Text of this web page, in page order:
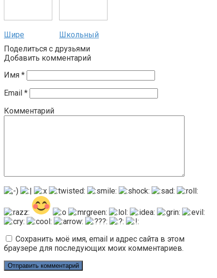
Шире
Школьный
Поделиться с друзьями
Добавить комментарий
Имя *
Email *
Комментарий
Сохранить моё имя, email и адрес сайта в этом
браузере для последующих моих комментариев.